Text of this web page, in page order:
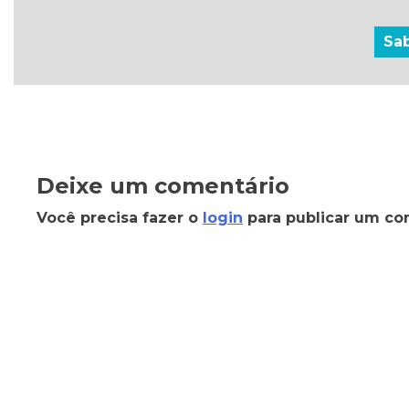
Deixe um comentário
Você precisa fazer o login para publicar um